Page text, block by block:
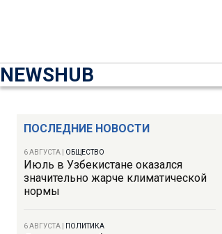
NEWSHUB
ПОСЛЕДНИЕ НОВОСТИ
6 АВГУСТА ОБЩЕСТВО
Июль в Узбекистане оказался
значительно жарче климатической
нормы
6 АВГУСТА ПОЛИТИКА